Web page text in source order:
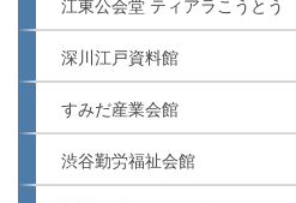
江東公会堂 ティアラこうとう
深川江戸資料館
すみだ産業会館
渋谷勤労福祉会館